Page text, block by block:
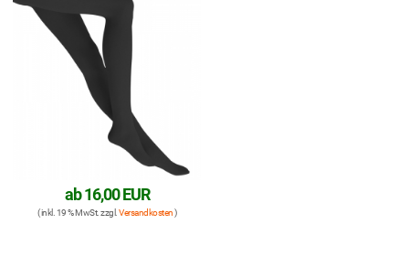
ab16,00 EUR
( inkl. 19 % MwSt. zzgl. Versandkosten)